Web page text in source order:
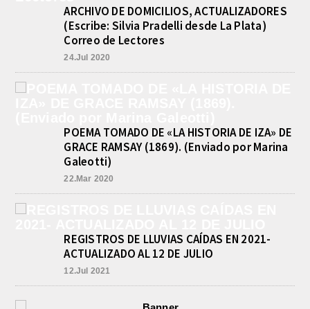
agosto 9, 2026
En el marco de la causa iniciada ayer
por Tenencia de Estupefacientes para
comercialización con dos detenidos,
VALENTINA. TRIUNFO Y
agosto 9, 2026
Valentina Luna ganó hoy la general
de Damas del Gran Premio Ciudad de
ARCHIVO DE DOMICILIOS, ACTUALIZADORES
(Escribe: Silvia Pradelli desde La Plata)
Correo de Lectores
24.Jul 2020
POEMA TOMADO DE «LA HISTORIA DE IZA» DE
GRACE RAMSAY (1869). (Enviado por Marina
Galeotti)
22.Mar 2020
REGISTROS DE LLUVIAS CAÍDAS EN 2021-
ACTUALIZADO AL 12 DE JULIO
12.Jul 2021